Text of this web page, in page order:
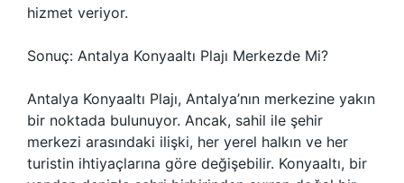
hizmet veriyor.
Sonuç: Antalya Konyaaltı Plajı Merkezde Mi?
Antalya Konyaaltı Plajı, Antalya’nın merkezine yakın
bir noktada bulunuyor. Ancak, sahil ile şehir
merkezi arasındaki ilişki, her yerel halkın ve her
turistin ihtiyaçlarına göre değişebilir. Konyaaltı, bir